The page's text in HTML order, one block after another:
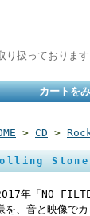
扱っておりま
カートを
> CD >
Stones
年「NO
を、音と映像で